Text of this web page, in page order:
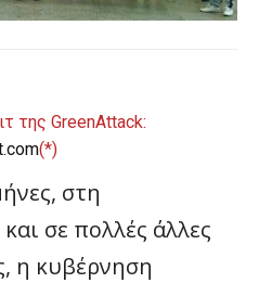
της GreenAttack:
(*)
στη
σε πολλές άλλες
η κυβέρνηση